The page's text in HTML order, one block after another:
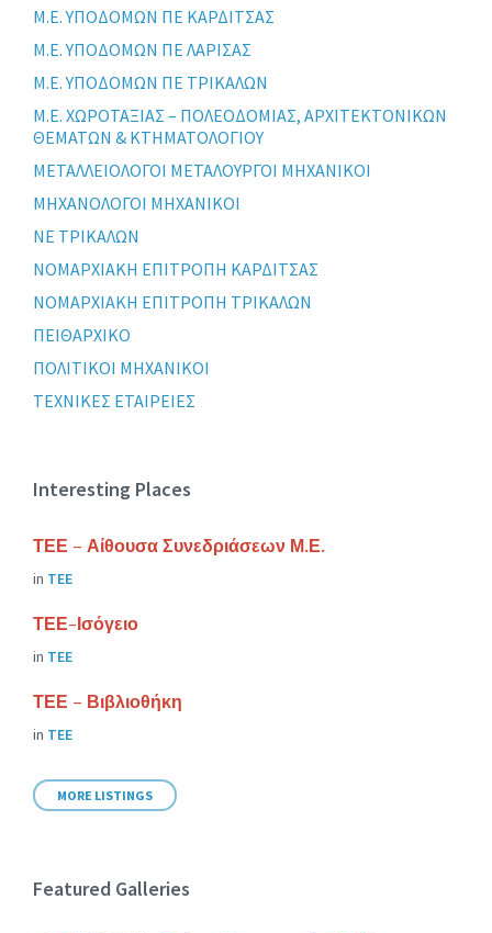
Μ.Ε. ΥΠΟΔΟΜΩΝ ΠΕ ΚΑΡΔΙΤΣΑΣ
Μ.Ε. ΥΠΟΔΟΜΩΝ ΠΕ ΛΑΡΙΣΑΣ
Μ.Ε. ΥΠΟΔΟΜΩΝ ΠΕ ΤΡΙΚΑΛΩΝ
Μ.Ε. ΧΩΡΟΤΑΞΙΑΣ – ΠΟΛΕΟΔΟΜΙΑΣ, ΑΡΧΙΤΕΚΤΟΝΙΚΩΝ
ΘΕΜΑΤΩΝ & ΚΤΗΜΑΤΟΛΟΓΙΟΥ
ΜΕΤΑΛΛΕΙΟΛΟΓΟΙ ΜΕΤΑΛΟΥΡΓΟΙ ΜΗΧΑΝΙΚΟΙ
ΜΗΧΑΝΟΛΟΓΟΙ ΜΗΧΑΝΙΚΟΙ
ΝΕ ΤΡΙΚΑΛΩΝ
ΝΟΜΑΡΧΙΑΚΗ ΕΠΙΤΡΟΠΗ ΚΑΡΔΙΤΣΑΣ
ΝΟΜΑΡΧΙΑΚΗ ΕΠΙΤΡΟΠΗ ΤΡΙΚΑΛΩΝ
ΠΕΙΘΑΡΧΙΚΟ
ΠΟΛΙΤΙΚΟΙ ΜΗΧΑΝΙΚΟΙ
ΤΕΧΝΙΚΕΣ ΕΤΑΙΡΕΙΕΣ
Interesting Places
ΤΕΕ – Αίθουσα Συνεδριάσεων Μ.Ε.
in ΤΕΕ
ΤΕΕ-Ισόγειο
in ΤΕΕ
ΤΕΕ – Βιβλιοθήκη
in ΤΕΕ
MORE LISTINGS
Featured Galleries